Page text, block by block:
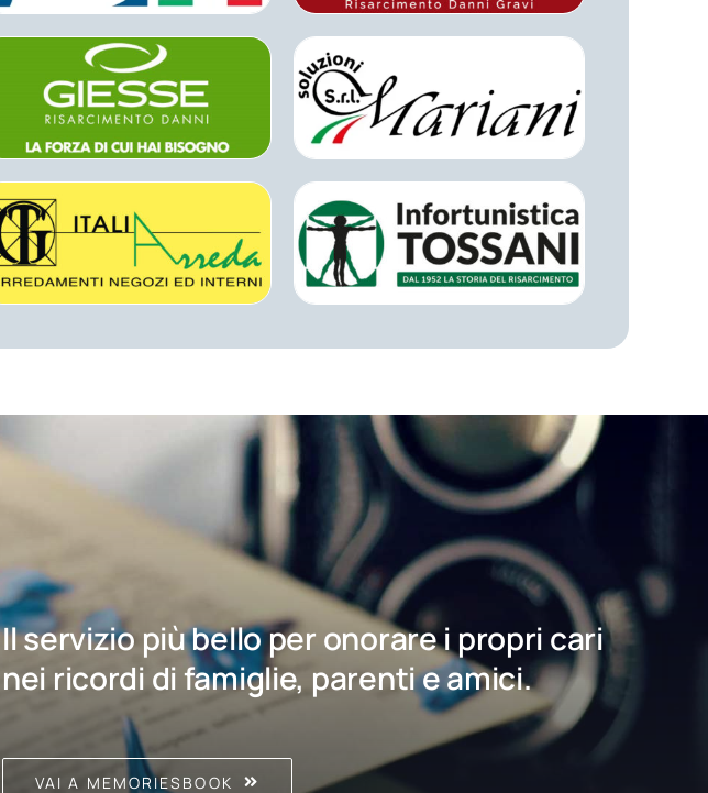
Il servizio più bello per onorare i propri cari
nei ricordi di famiglie, parenti e amici.
VAI A MEMORIESBOOK